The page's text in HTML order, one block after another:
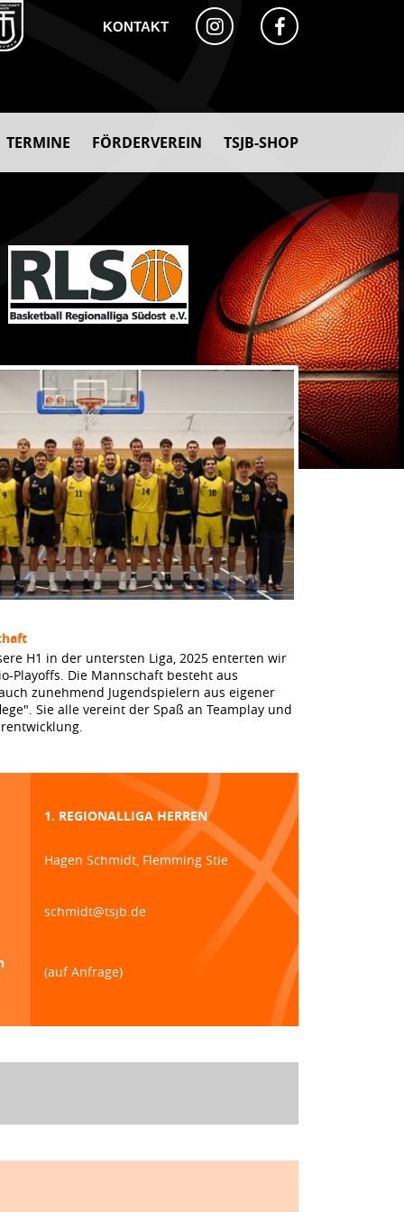
KONTAKT
TERMINE FÖRDERVEREIN TSJB-SHOP
H1 in der untersten Liga, 2025 enterten wir
Playoffs. Die Mannschaft besteht aus
zunehmend Jugendspielern aus eigener
Sie alle vereint der Spaß an Teamplay und
1. REGIONALLIGA HERREN
Hagen Schmidt, Flemming Stie
schmidt@tsjb.de
(auf Anfrage)